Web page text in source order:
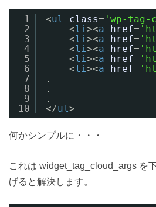
1
2
3
4
5
6
7
8
9
10
<ul class= 'wp-tag-
<li><a href=
<li><a href=
<li><a href=
<li><a href=
<li><a href=
.
.
.
</ul>
何かシンプルに・・・
これは widget_tag_cloud_args を
げると解決します。